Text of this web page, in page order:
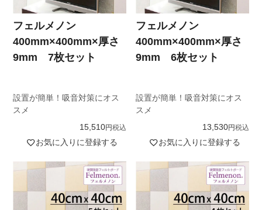
設置が簡単！吸音対策にオス
スメ
フェルメノン
400mm×400mm×厚さ
9mm 7枚セット
15,510 税込
お気に入りに登録する
設置が簡単！吸音対策にオス
スメ
フェルメノン
400mm×400mm×厚さ
9mm 6枚セット
13,530 税込
お気に入りに登録する